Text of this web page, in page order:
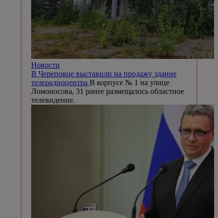
Новости
В Череповце выставили на продажу здание
телерадиоцентра В корпусе № 1 на улице
Ломоносова, 31 ранее размещалось областное
телевидение.